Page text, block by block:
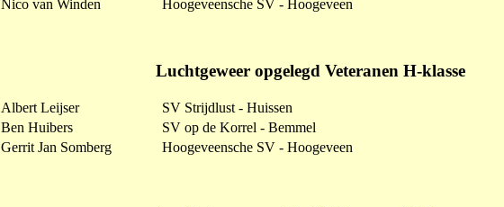
Nico van Winden Hoogeveensche SV - Hoogeveen
Luchtgeweer opgelegd Veteranen H-klasse
Albert Leijser SV Strijdlust - Huissen
Ben Huibers SV op de Korrel - Bemmel
Gerrit Jan Somberg Hoogeveensche SV - Hoogeveen